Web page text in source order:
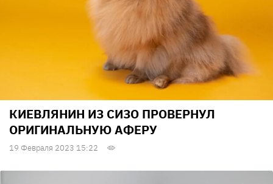
КИЕВЛЯНИН ИЗ СИЗО ПРОВЕРНУЛ
ОРИГИНАЛЬНУЮ АФЕРУ
19 Февраля 2023 15:22